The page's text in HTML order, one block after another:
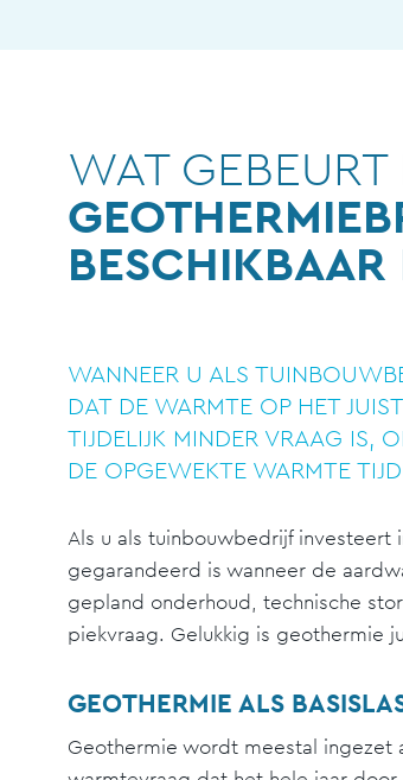
WAT GEBEURT
BESCHIKBAAR
WANNEER U ALS
DAT DE WARMTE OP HET
TIJDELIJK MINDER VRAAG IS,
DE OPGEWEKTE WARMTE
Als u als tuinbouwbedrijf
gegarandeerd is wanneer de
gepland onderhoud, technische
piekvraag. Gelukkig is geothermie
GEOTHERMIE ALS
Geothermie wordt meestal ingezet